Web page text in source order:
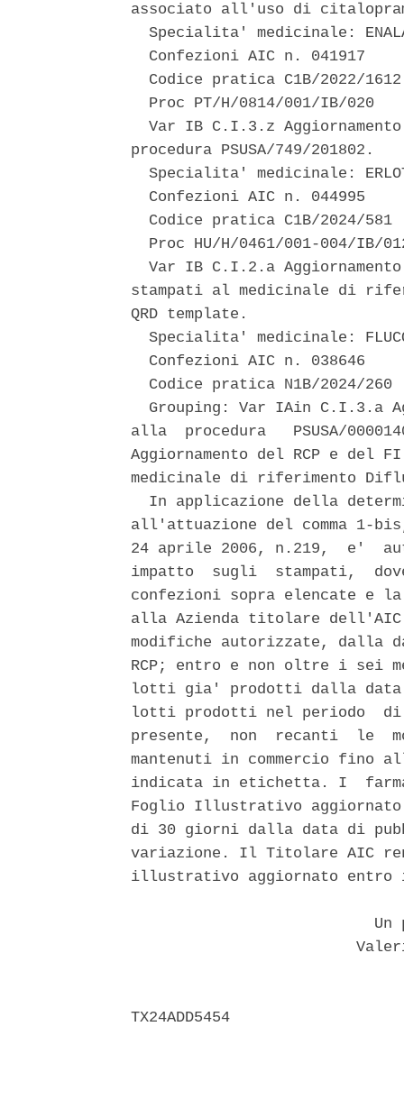
associato all'uso di citalopram
Specialita' medicinale:
  Confezioni AIC n. 041917
Codice pratica C1B/2022/
  Proc PT/H/0814/001/IB/020
Var IB C.I.3.z
procedura PSUSA/749/201802.
Specialita' medicinale:
  Confezioni AIC n. 044995
  Codice pratica C1B/2024/581
Proc HU/H/0461/001-004/IB/
Var IB C.I.2.a
stampati al medicinale di
QRD template.
Specialita' medicinale:
  Confezioni AIC n. 038646
  Codice pratica N1B/2024/260
Grouping: Var IAin C.I.3.a
alla  procedura   PSUSA/
Aggiornamento del RCP e del
medicinale di riferimento
In applicazione della
all'attuazione del comma 1-
24 aprile 2006, n.219,  e'
impatto  sugli  stampati,
confezioni sopra elencate
alla Azienda titolare
modifiche autorizzate, dalla
RCP; entro e non oltre i sei
lotti gia' prodotti dalla
lotti prodotti nel periodo  di
presente,  non  recanti  le
mantenuti in commercio fino
indicata in etichetta. I
Foglio Illustrativo
di 30 giorni dalla data di
variazione. Il Titolare AIC
illustrativo aggiornato entro
Un